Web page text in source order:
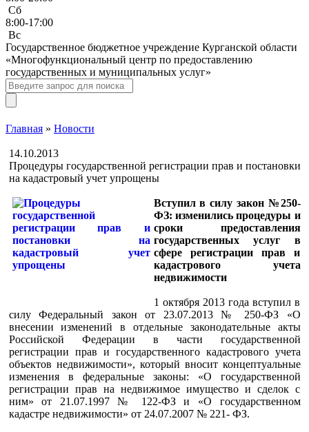
Сб
8:00-17:00
Bc
Государственное бюджетное учреждение Курганской области
«Многофункциональный центр по предоставлению
государственных и муниципальных услуг»
Главная » Новости
14.10.2013
Процедуры государственной регистрации прав и постановки
на кадастровый учет упрощены
Вступил в силу закон №250-
ФЗ: изменились процедуры и
сроки предоставления
государственных услуг в
сфере регистрации прав и
кадастрового учета
недвижимости
1 октября 2013 года вступил в
силу Федеральный закон от 23.07.2013 № 250-ФЗ «О
внесении изменений в отдельные законодательные акты
Российской Федерации в части государственной
регистрации прав и государственного кадастрового учета
объектов недвижимости», который вносит концептуальные
изменения в федеральные законы: «О государственной
регистрации прав на недвижимое имущество и сделок с
ним» от 21.07.1997 № 122-ФЗ и «О государственном
кадастре недвижимости» от 24.07.2007 № 221- ФЗ.